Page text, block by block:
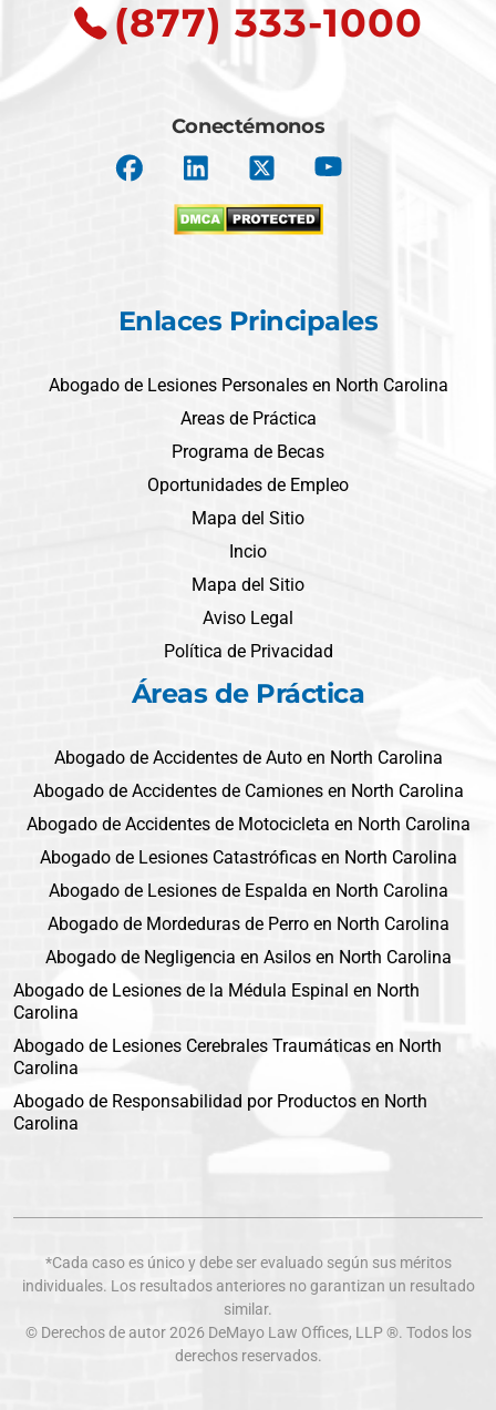
(877) 333-1000
Conectémonos
Enlaces Principales
Abogado de Lesiones Personales en North Carolina
Areas de Práctica
Programa de Becas
Oportunidades de Empleo
Mapa del Sitio
Incio
Mapa del Sitio
Aviso Legal
Política de Privacidad
Áreas de Práctica
Abogado de Accidentes de Auto en North Carolina
Abogado de Accidentes de Camiones en North Carolina
Abogado de Accidentes de Motocicleta en North Carolina
Abogado de Lesiones Catastróficas en North Carolina
Abogado de Lesiones de Espalda en North Carolina
Abogado de Mordeduras de Perro en North Carolina
Abogado de Negligencia en Asilos en North Carolina
Abogado de Lesiones de la Médula Espinal en North
Carolina
Abogado de Lesiones Cerebrales Traumáticas en North
Carolina
Abogado de Responsabilidad por Productos en North
Carolina
*Cada caso es único y debe ser evaluado según sus méritos
individuales. Los resultados anteriores no garantizan un resultado
similar.
© Derechos de autor 2026 DeMayo Law Offices, LLP ®. Todos los
derechos reservados.